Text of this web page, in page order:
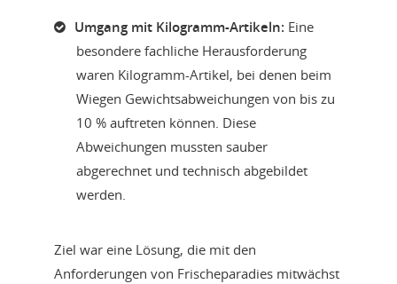
Umgang mit Kilogramm-Artikeln: Eine
besondere fachliche Herausforderung
waren Kilogramm-Artikel, bei denen beim
Wiegen Gewichtsabweichungen von bis zu
10 % auftreten können. Diese
Abweichungen mussten sauber
abgerechnet und technisch abgebildet
werden.
Ziel war eine Lösung, die mit den
Anforderungen von Frischeparadies mitwächst